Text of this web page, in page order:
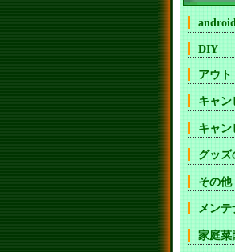
DIY
アウト
キャン
キャン
グッズ
その他
メン
家庭菜